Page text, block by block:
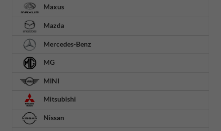
Maxus
Mazda
Mercedes-Benz
MG
MINI
Mitsubishi
Nissan